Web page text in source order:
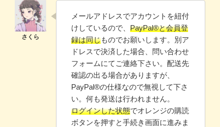
メールアドレスでアカウントを紐付
けしているので、 PayPal®と会員登
録は同じものでお願いします。別ア
ドレスで決済した場合、問い合わせ
フォームにてご連絡下さい。配送先
確認の出る場合がありますが、
PayPal®️の仕様なので無視して下さ
い。何も発送は行われません。
ログインした状態でオレンジの購読
ボタンを押すと手続き画面に進みま